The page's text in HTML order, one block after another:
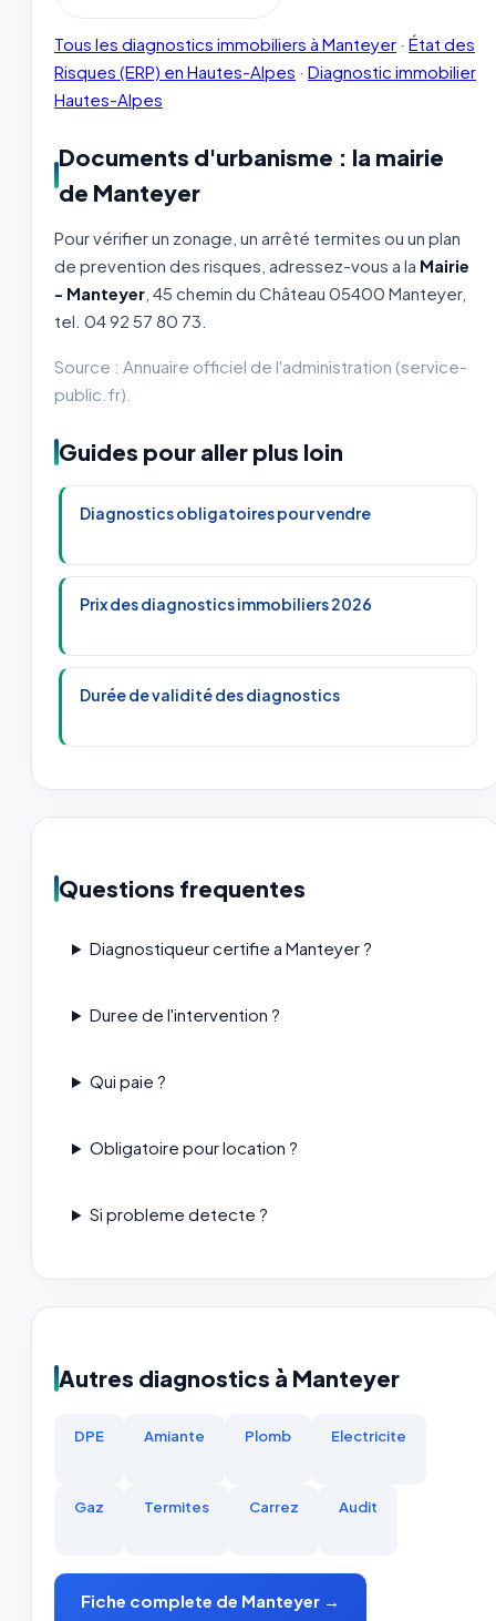
Tous les diagnostics immobiliers à Manteyer · État des
Risques (ERP) en Hautes-Alpes · Diagnostic immobilier
Hautes-Alpes
Documents d'urbanisme : la mairie
de Manteyer
Pour vérifier un zonage, un arrêté termites ou un plan
de prevention des risques, adressez-vous a la Mairie
- Manteyer , 45 chemin du Château 05400 Manteyer,
tel. 04 92 57 80 73.
Source : Annuaire officiel de l'administration (service-
public.fr).
Guides pour aller plus loin
Diagnostics obligatoires pour vendre
Prix des diagnostics immobiliers 2026
Durée de validité des diagnostics
Questions frequentes
Diagnostiqueur certifie a Manteyer ?
Duree de l'intervention ?
Qui paie ?
Obligatoire pour location ?
Si probleme detecte ?
Autres diagnostics à Manteyer
DPE Amiante Plomb Electricite
Gaz Termites Carrez Audit
Fiche complete de Manteyer →